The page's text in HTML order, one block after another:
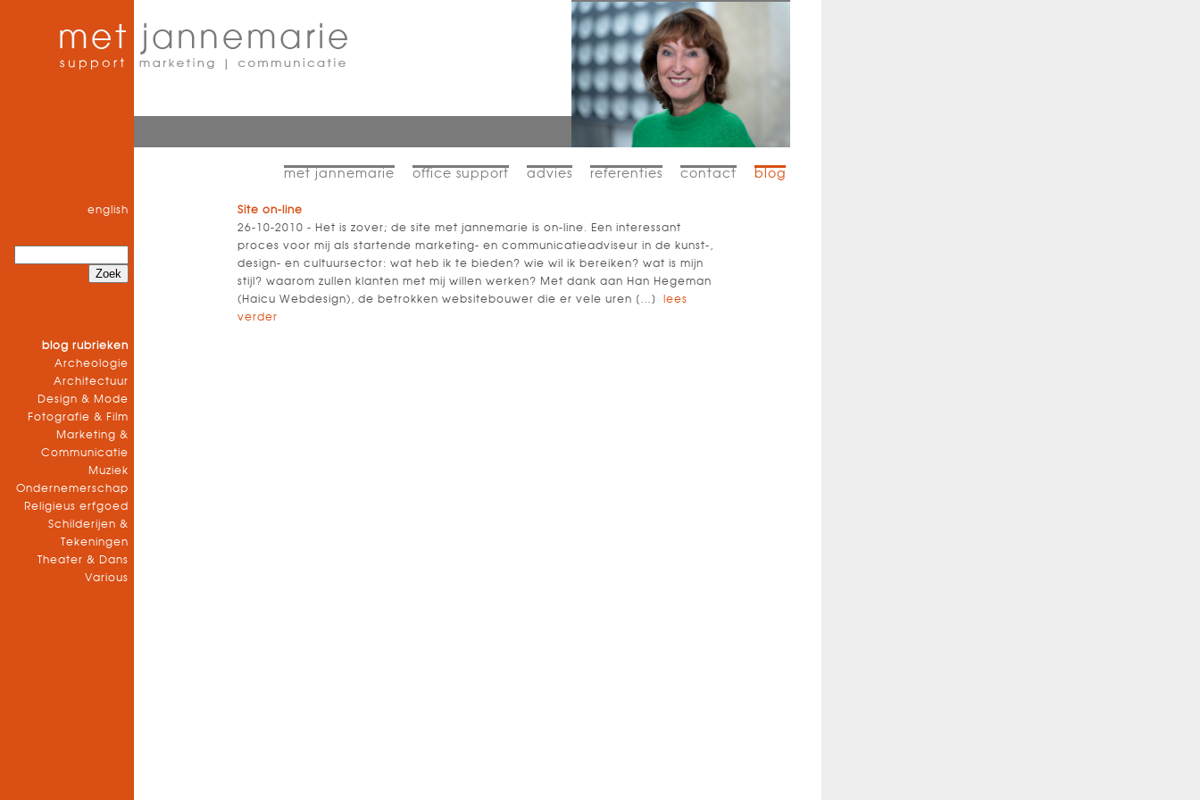
english
blog rubrieken
Archeologie
Architectuur
Design & Mode
Fotografie & Film
Marketing &
Communicatie
Muziek
Ondernemerschap
Religieus erfgoed
Schilderijen &
Tekeningen
Theater & Dans
Various
blog
contact
referenties
advies
office support
met jannemarie
Site on-line
26-10-2010 - Het is zover; de site met jannemarie is on-line. Een interessant
proces voor mij als startende marketing- en communicatieadviseur in de kunst-,
design- en cultuursector: wat heb ik te bieden? wie wil ik bereiken? wat is mijn
stijl? waarom zullen klanten met mij willen werken? Met dank aan Han Hegeman
(Haicu Webdesign), de betrokken websitebouwer die er vele uren […]
lees
verder